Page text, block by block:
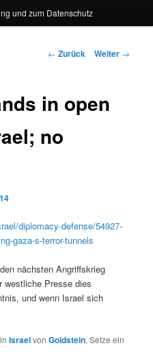
und zum Datenschutz
Beitragsnavigation
← Zurück Weiter →
in open
no
diplomacy-defense/54927-
gaza-s-terror-tunnels
nächsten Angriffskrieg
westliche Presse dies
und wenn Israel sich
inIsraelvonGoldstein. Setze ein